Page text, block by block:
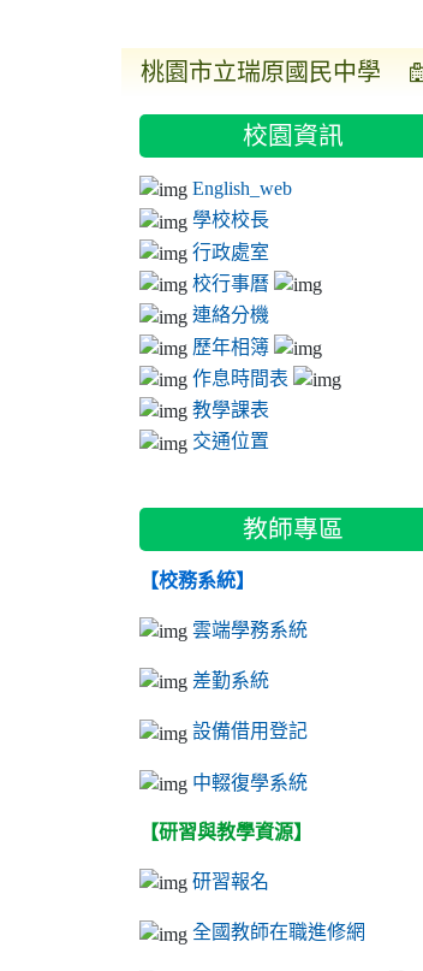
桃園市立瑞原國民中學 :::
::: 校園資訊
English_web
學校校長
行政處室
校行事曆
連絡分機
歷年相簿
作息時間表
教學課表
交通位置
教師專區
【校務系統】
雲端學務系統
差勤系統
設備借用登記
中輟復學系統
【研習與教學資源】
研習報名
全國教師在職進修網